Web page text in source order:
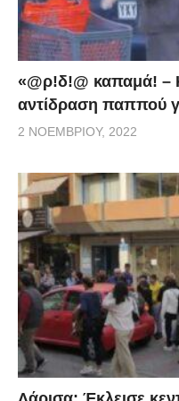
άνθρωπος. Κάθε
Ελληνόπουλο
κυβέρνηση μένει
στρατιώτες σε αυτόν
εχθρός είναι αόρατος
ασφαλείς, μείνετε
και τελικά θα
Από αυτήν δεν θα
να βγούμε
οικονομία μας. Αλλά,
ό,τι χάθηκε. Και με
ταυτότητας. Που
«@ρ!δ!@ καπαμά! –
αντίδραση παππού
2 ΝΟΕΜΒΡΊΟΥ, 2022